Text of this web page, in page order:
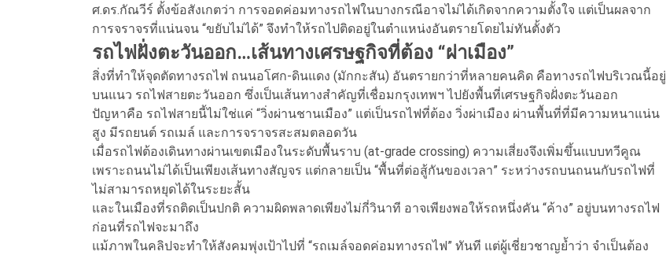
ศ.ดร.กัณวีร์ ตั้งข้อสังเกตว่า การจอดค่อมทางรถไฟในบางกรณีอาจไม่ได้เกิดจากความตั้งใจ แต่เป็นผลจาก
การจราจรที่แน่นจน “ขยับไม่ได้” จึงทำให้รถไปติดอยู่ในตำแหน่งอันตรายโดยไม่ทันตั้งตัว
รถไฟฝั่งตะวันออก…เส้นทางเศรษฐกิจที่ต้อง “ผ่าเมือง”
สิ่งที่ทำให้จุดตัดทางรถไฟ ถนนอโศก-ดินแดง (มักกะสัน) อันตรายกว่าที่หลายคนคิด คือทางรถไฟบริเวณนี้อยู่
บนแนว รถไฟสายตะวันออก ซึ่งเป็นเส้นทางสำคัญที่เชื่อมกรุงเทพฯ ไปยังพื้นที่เศรษฐกิจฝั่งตะวันออก
ปัญหาคือ รถไฟสายนี้ไม่ใช่แค่ “วิ่งผ่านชานเมือง” แต่เป็นรถไฟที่ต้อง วิ่งผ่าเมือง ผ่านพื้นที่ที่มีความหนาแน่น
สูง มีรถยนต์ รถเมล์ และการจราจรสะสมตลอดวัน
เมื่อรถไฟต้องเดินทางผ่านเขตเมืองในระดับพื้นราบ (at-grade crossing) ความเสี่ยงจึงเพิ่มขึ้นแบบทวีคูณ
เพราะถนนไม่ได้เป็นเพียงเส้นทางสัญจร แต่กลายเป็น “พื้นที่ต่อสู้กันของเวลา” ระหว่างรถบนถนนกับรถไฟที่
ไม่สามารถหยุดได้ในระยะสั้น
และในเมืองที่รถติดเป็นปกติ ความผิดพลาดเพียงไม่กี่วินาที อาจเพียงพอให้รถหนึ่งคัน “ค้าง” อยู่บนทางรถไฟ
ก่อนที่รถไฟจะมาถึง
แม้ภาพในคลิปจะทำให้สังคมพุ่งเป้าไปที่ “รถเมล์จอดค่อมทางรถไฟ” ทันที แต่ผู้เชี่ยวชาญย้ำว่า จำเป็นต้อง